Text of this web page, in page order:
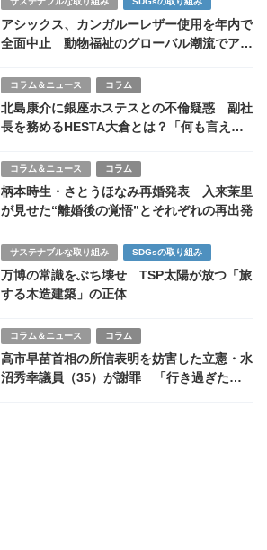
アシックス、カンガルーレザー使用を年内で
全面中止 動物福祉のグローバル潮流でアウ
コラム＆ニュース コラム
北島康介に銀座ホステスとの不倫疑惑 副社
長を務めるHESTA大倉とは？「何も言えね
コラム＆ニュース コラム
柄本時生・さとうほなみ再婚発表 入来茉里
が見せた“離婚後の覚悟”とそれぞれの再出発
サステナブルな取り組み SDGsの取り組み
万博の常識をぶち壊せ TSP太陽が放つ「旅
する木造建築」の正体
コラム＆ニュース コラム
高市早苗首相の所信表明を妨害した立憲・水
沼秀幸議員（35）が謝罪 「行き過ぎた点